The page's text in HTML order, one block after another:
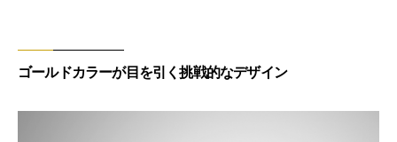
ゴールドカラーが目を引く挑戦的なデザイン